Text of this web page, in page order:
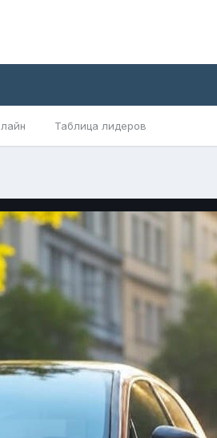
Таблица лидеров